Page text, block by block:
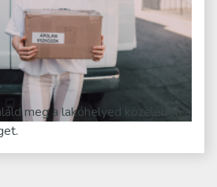
meg a lakóhelyed közelében a